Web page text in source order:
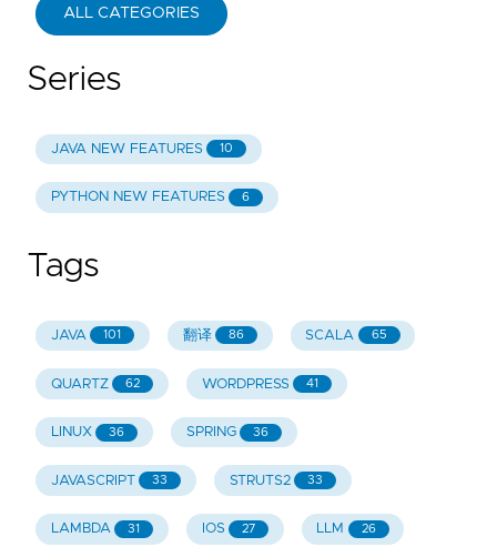
ALL CATEGORIES
Series
JAVA NEW FEATURES 10
PYTHON NEW FEATURES 6
Tags
JAVA 101 翻译 86 SCALA 65
QUARTZ 62 WORDPRESS 41
LINUX 36 SPRING 36
JAVASCRIPT 33 STRUTS2 33
LAMBDA 31 IOS 27 LLM 26